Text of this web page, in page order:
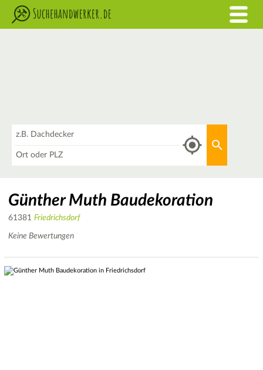
Günther Muth Baudekoration
61381 Friedrichsdorf
Keine Bewertungen